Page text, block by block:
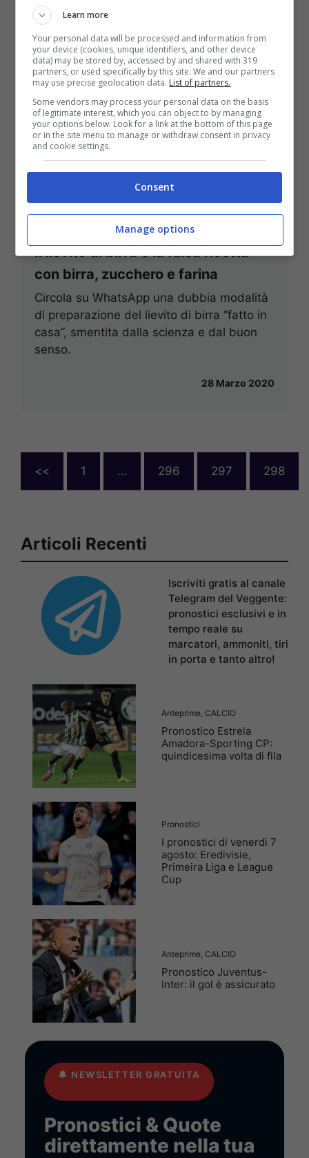
Il lievito di birra e la falsa ricetta
con birra, zucchero e farina
Circola su WhatsApp una dubbia modalità
di preparazione del lievito di birra “fatto in
casa”, smentita dalla scienza e dal buon
senso.
28 Marzo 2020
<< 1 … 296 297 298
Articoli Recenti
Iscriviti gratis al canale
Telegram del Veggente:
pronostici esclusivi e in
tempo reale su
marcatori, ammoniti, tiri
in porta e tanto altro!
Anteprime CALCIO
Pronostico Estrela
Amadora-Sporting CP:
quindicesima volta di fila
Pronostici
I pronostici di venerdì 7
agosto: Eredivisie,
Primeira Liga e League
Cup
Anteprime CALCIO
Pronostico Juventus-
Inter: il gol è assicurato
🔔 NEWSLETTER GRATUITA
Pronostici & Quote
direttamente nella tua
Learn more
Your personal data will be processed and information from
your device (cookies, unique identifiers, and other device
data) may be stored by, accessed by and shared with 319
partners, or used specifically by this site. We and our partners
may use precise geolocation data. List of partners.
Some vendors may process your personal data on the basis
of legitimate interest, which you can object to by managing
your options below. Look for a link at the bottom of this page
or in the site menu to manage or withdraw consent in privacy
and cookie settings.
Consent
Manage options